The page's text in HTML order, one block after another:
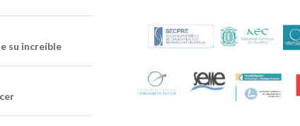
su increíble